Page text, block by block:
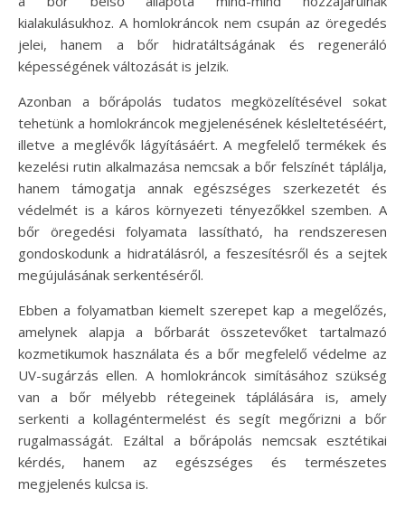
kialakulásukhoz. A homlokráncok nem csupán az öregedés
jelei, hanem a bőr hidratáltságának és regeneráló
képességének változását is jelzik.
Azonban a bőrápolás tudatos megközelítésével sokat
tehetünk a homlokráncok megjelenésének késleltetéséért,
illetve a meglévők lágyításáért. A megfelelő termékek és
kezelési rutin alkalmazása nemcsak a bőr felszínét táplálja,
hanem támogatja annak egészséges szerkezetét és
védelmét is a káros környezeti tényezőkkel szemben. A
bőr öregedési folyamata lassítható, ha rendszeresen
gondoskodunk a hidratálásról, a feszesítésről és a sejtek
megújulásának serkentéséről.
Ebben a folyamatban kiemelt szerepet kap a megelőzés,
amelynek alapja a bőrbarát összetevőket tartalmazó
kozmetikumok használata és a bőr megfelelő védelme az
UV-sugárzás ellen. A homlokráncok simításához szükség
van a bőr mélyebb rétegeinek táplálására is, amely
serkenti a kollagéntermelést és segít megőrizni a bőr
rugalmasságát. Ezáltal a bőrápolás nemcsak esztétikai
kérdés, hanem az egészséges és természetes
megjelenés kulcsa is.